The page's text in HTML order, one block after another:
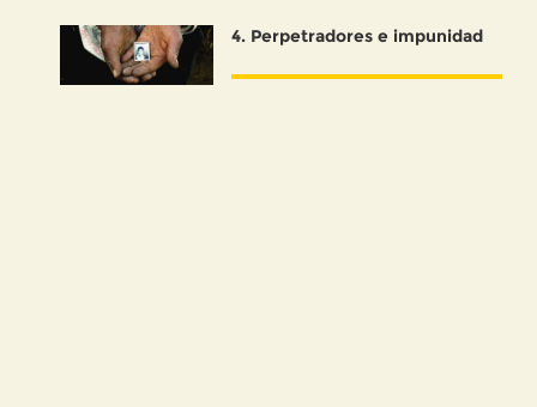
4. Perpetradores e impunidad